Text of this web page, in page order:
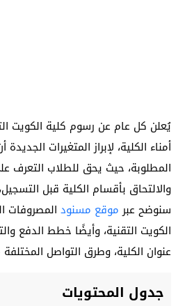
يُعلن كل عام عن رسوم كلية الكويت
أمناء الكلية، لإبراز المتغيرات
المطلوبة، حيث يحق للطلاب التعرف
والالتحاق بأقسام الكلية قبل
سنوضح عبر موقع مسنود المصروفات
الكويت التقنية، وأيضًا خطط الدفع
عنوان الكلية، وطرق التواصل
جدول المحتويات